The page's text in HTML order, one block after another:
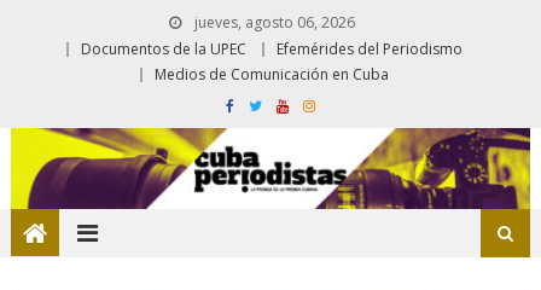
jueves, agosto 06, 2026
Documentos de la UPEC
Efemérides del Periodismo
Medios de Comunicación en Cuba